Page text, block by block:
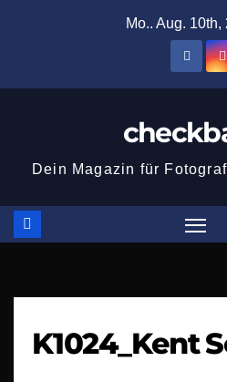
Mo.. Aug. 10th,
Dein Magazin für
K1024_Kent